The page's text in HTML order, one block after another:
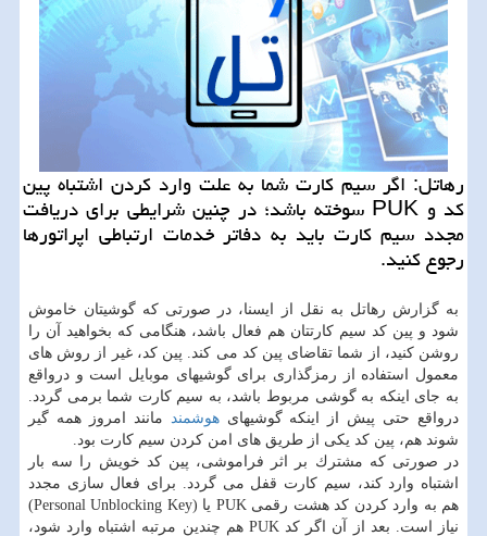
رهاتل: اگر سیم كارت شما به علت وارد كردن اشتباه پین
كد و PUK سوخته باشد؛ در چنین شرایطی برای دریافت
مجدد سیم كارت باید به دفاتر خدمات ارتباطی اپراتورها
رجوع كنید.
به گزارش رهاتل به نقل از ایسنا، در صورتی كه گوشیتان خاموش
شود و پین كد سیم كارتتان هم فعال باشد، هنگامی كه بخواهید آن را
روشن كنید، از شما تقاضای پین كد می كند. پین كد، غیر از روش های
معمول استفاده از رمزگذاری برای گوشیهای موبایل است و درواقع
به جای اینكه به گوشی مربوط باشد، به سیم كارت شما برمی گردد.
درواقع حتی پیش از اینكه گوشیهایهوشمند
مانند امروز همه گیر
شوند هم، پین كد یكی از طریق های امن كردن سیم كارت بود.
در صورتی كه مشترك بر اثر فراموشی، پین كد خویش را سه بار
اشتباه وارد كند، سیم كارت قفل می گردد. برای فعال سازی مجدد
هم به وارد كردن كد هشت رقمی PUK یا (Personal Unblocking Key)
نیاز است. بعد از آن اگر كد PUK هم چندین مرتبه اشتباه وارد شود،